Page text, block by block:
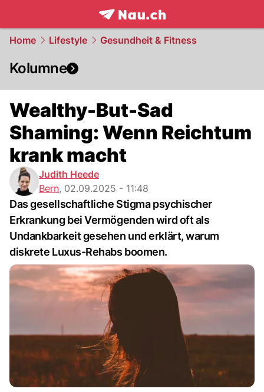
frontpage.NAU.ch
Home Lifestyle Gesundheit & Fitness
Kolumne
Wealthy-But-Sad
Shaming: Wenn Reichtum
krank macht
Judith Heede
Bern, 02.09.2025 - 11:48
Das gesellschaftliche Stigma psychischer
Erkrankung bei Vermögenden wird oft als
Undankbarkeit gesehen und erklärt, warum
diskrete Luxus-Rehabs boomen.